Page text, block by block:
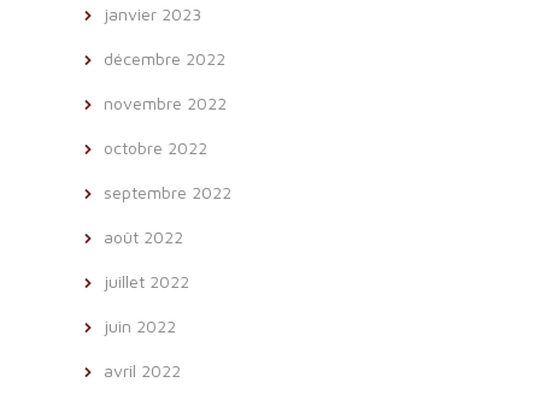
janvier 2023
décembre 2022
novembre 2022
octobre 2022
septembre 2022
août 2022
juillet 2022
juin 2022
avril 2022